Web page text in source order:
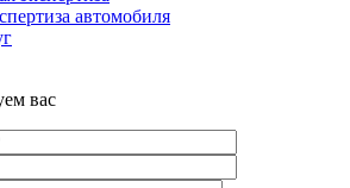
автомобиля
вас